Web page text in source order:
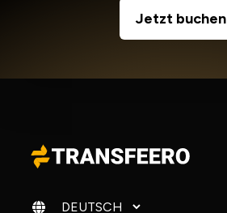
Jetzt buchen
Sprache ändern